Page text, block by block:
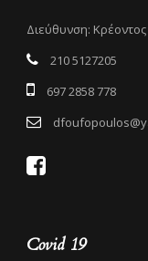
Διεύθυνση:
210 5127205
697 2858 778
Covid 19